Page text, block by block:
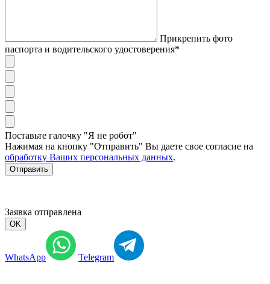
Прикрепить фото
паспорта и водительского удостоверения*
Поставьте галочку "Я не робот"
Нажимая на кнопку "Отправить" Вы даете свое согласие на
обработку Ваших персональных данных.
Отправить
Заявка отправлена
OK
WhatsApp Telegram